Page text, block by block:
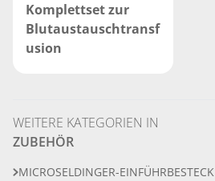
Komplettset zur
Blutaustauschtransf
usion
WEITERE KATEGORIEN IN
ZUBEHÖR
MICROSELDINGER-EINFÜHRBESTECK